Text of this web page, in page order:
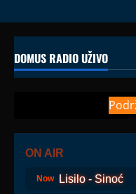
DOMUS RADIO UŽIVO
ON AIR
Now Lisilo - Sinoć